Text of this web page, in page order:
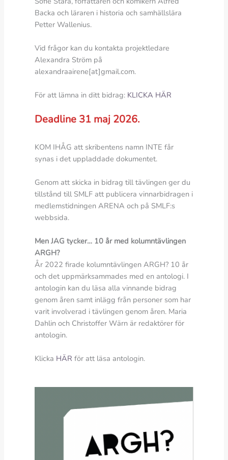
Backa och läraren i historia och samhällslära
Petter Wallenius.
Vid frågor kan du kontakta projektledare
Alexandra Ström på
alexandraairene[at]gmail.com.
För att lämna in ditt bidrag: KLICKA HÄR
Deadline 31 maj 2026.
KOM IHÅG att skribentens namn INTE får
synas i det uppladdade dokumentet.
Genom att skicka in bidrag till tävlingen ger du
tillstånd till SMLF att publicera vinnarbidragen i
medlemstidningen ARENA och på SMLF:s
webbsida.
Men JAG tycker… 10 år med kolumntävlingen
ARGH?
År 2022 firade kolumntävlingen ARGH? 10 år
och det uppmärksammades med en antologi. I
antologin kan du läsa alla vinnande bidrag
genom åren samt inlägg från personer som har
varit involverad i tävlingen genom åren. Maria
Dahlin och Christoffer Wärn är redaktörer för
antologin.
Klicka HÄR för att läsa antologin.